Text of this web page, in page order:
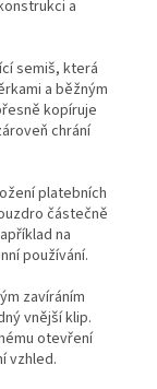
a
semiš, která
a běžným
kopíruje
chrání
platebních
částečně
na
používání.
zavíráním
vnější klip.
otevření
vzhled.